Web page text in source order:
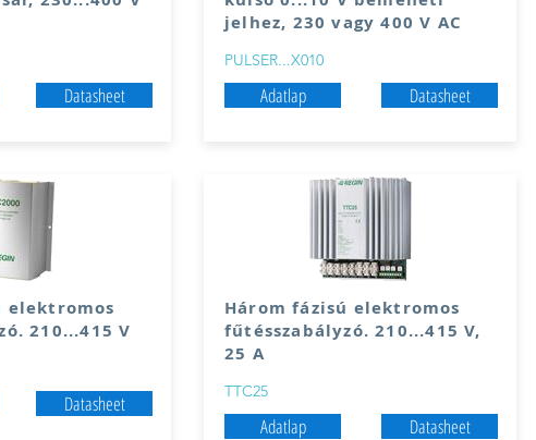
Datasheet
elektromos
210...415 V
Datasheet
jelhez, 230 vagy 400 V AC
PULSER...X010
Adatlap Datasheet
Három fázisú elektromos
fűtésszabályzó. 210...415 V,
25 A
TTC25
Adatlap Datasheet